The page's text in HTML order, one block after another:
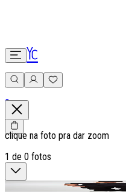
0
clique na foto pra dar zoom
1 de 0 fotos